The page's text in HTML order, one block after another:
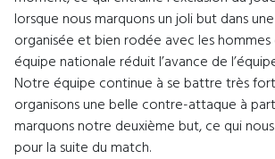
lorsque nous marquons un joli but dans
organisée et bien rodée avec les hommes
équipe nationale réduit l’avance de
Notre équipe continue à se battre très
organisons une belle contre-attaque à
marquons notre deuxième but, ce qui
pour la suite du match.